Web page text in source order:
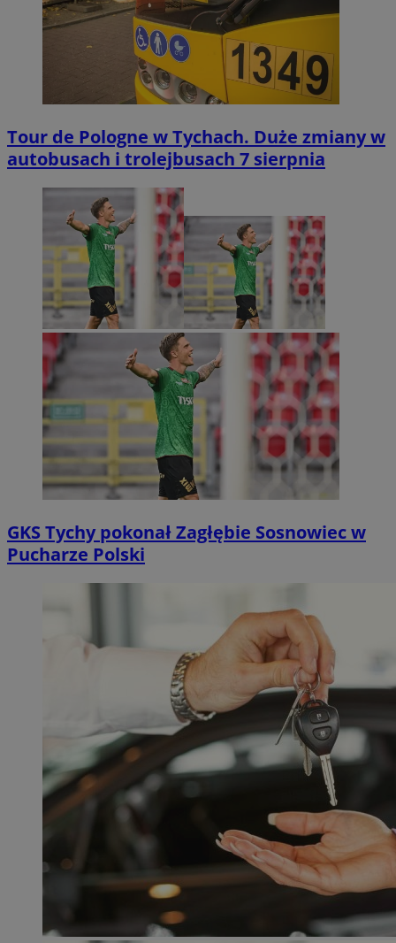
Tour de Pologne w Tychach. Duże zmiany w
autobusach i trolejbusach 7 sierpnia
GKS Tychy pokonał Zagłębie Sosnowiec w
Pucharze Polski